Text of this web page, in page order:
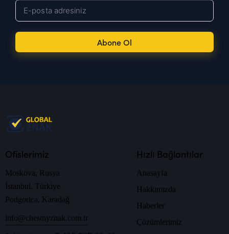
Abone Ol
Ofislerimiz
Moskova, Rusya
İstanbul, Türkiye
Podgorica, Karadağ
info@chestnyznak.com.tr
Hızlı Bağlantılar
Anasayfa
Hakkımızda
Haberler
Çözümlerimiz